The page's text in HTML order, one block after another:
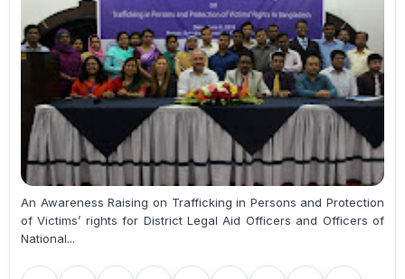
An Awareness Raising on Trafficking in Persons and Protection
of Victims’ rights for District Legal Aid Officers and Officers of
National...